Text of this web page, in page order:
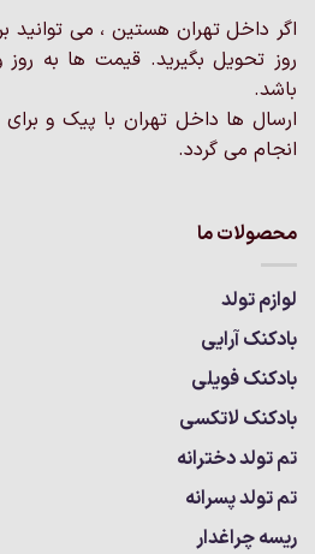
صفحه
محصول
شوند
روز تحویل بگیرید. قیمت ها به
باشد.
ارسال ها داخل تهران با پیک و
انجام می گردد.
محصولات ما
لوازم تولد
بادکنک آرایی
بادکنک فویلی
بادکنک لاتکسی
تم تولد دخترانه
تم تولد پسرانه
ریسه چراغدار